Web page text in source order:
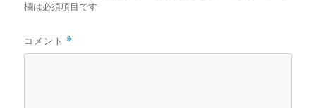
欄は必須項目です
コメント *